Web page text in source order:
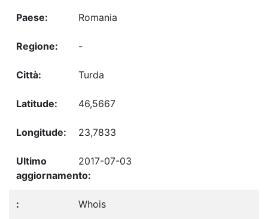
Romania
-
Turda
46,5667
23,7833
2017-07-03
Whois